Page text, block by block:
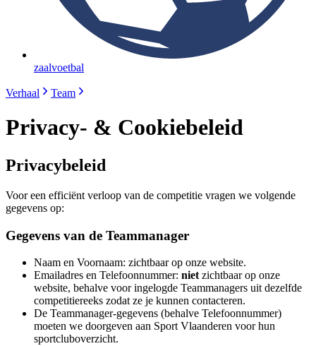
zaalvoetbal
Verhaal Team
Privacy- & Cookiebeleid
Privacybeleid
Voor een efficiënt verloop van de competitie vragen we volgende
gegevens op:
Gegevens van de Teammanager
Naam en Voornaam: zichtbaar op onze website.
Emailadres en Telefoonnummer: niet zichtbaar op onze
website, behalve voor ingelogde Teammanagers uit dezelfde
competitiereeks zodat ze je kunnen contacteren.
De Teammanager-gegevens (behalve Telefoonnummer)
moeten we doorgeven aan Sport Vlaanderen voor hun
sportcluboverzicht.